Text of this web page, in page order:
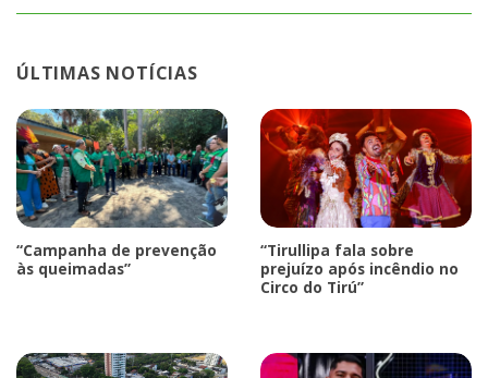
ÚLTIMAS NOTÍCIAS
“Campanha de prevenção
às queimadas”
“Tirullipa fala sobre
prejuízo após incêndio no
Circo do Tirú”